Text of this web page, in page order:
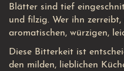
Blätter sind tief
und filzig. Wer ihn
aromatischen, würzigen,
Diese Bitterkeit ist
den milden, lieblichen